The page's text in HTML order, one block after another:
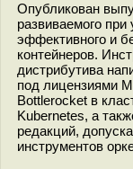
Опубликован
развиваемого
эффективного и
контейнеров.
дистрибутива
под лицензиями
Bottlerocket в
Kubernetes, а
редакций,
инструментов